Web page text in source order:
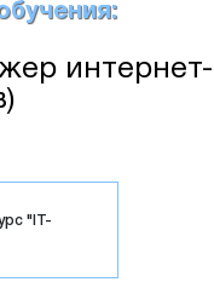
интернет-
"IT-